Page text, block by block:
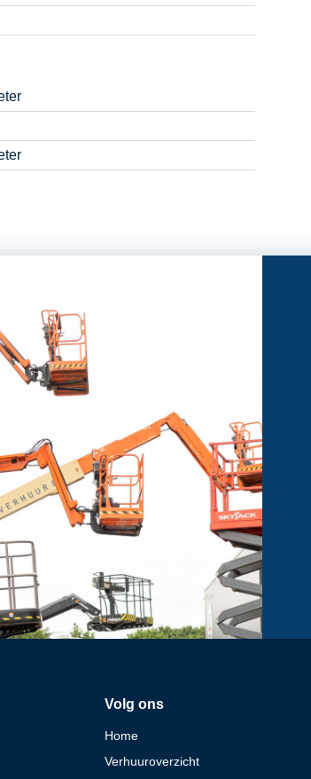
Volg ons
Home
Verhuuroverzicht